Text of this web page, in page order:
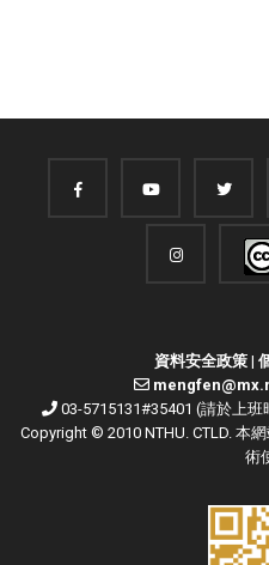
資料安全政策|
03-5715131#35401 (請於上
Copyright © 2010 NTHU. CTLD. 本
術